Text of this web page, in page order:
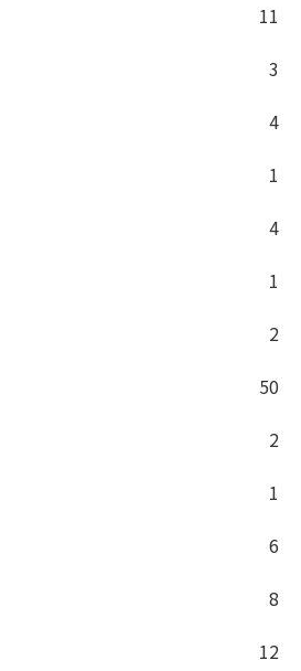
11
3
4
1
4
1
2
50
2
1
6
8
12